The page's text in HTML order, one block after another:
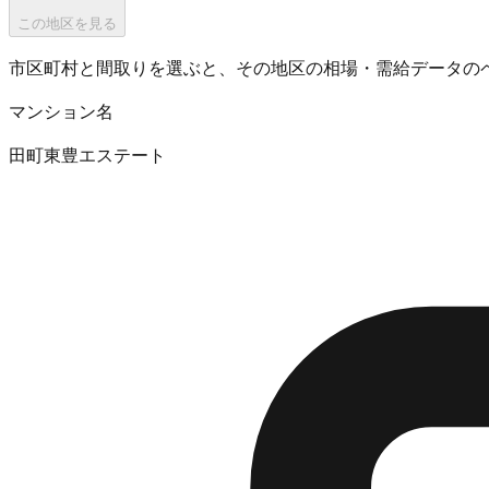
この地区を見る
市区町村と間取りを選ぶと、その地区の相場・需給データの
マンション名
田町東豊エステート